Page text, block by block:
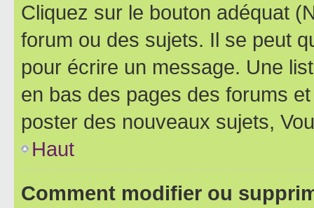
Cliquez sur le bouton adéquat
forum ou des sujets. Il se peut
pour écrire un message. Une
en bas des pages des forums
poster des nouveaux sujets,
Haut
Comment modifier ou